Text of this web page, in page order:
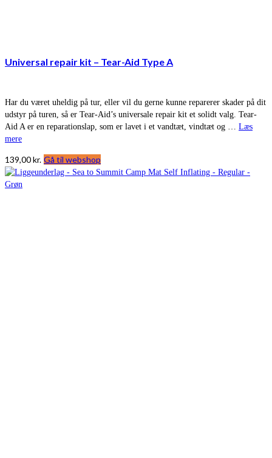
Universal repair kit – Tear-Aid Type A
Har du været uheldig på tur, eller vil du gerne kunne reparerer skader på dit
udstyr på turen, så er Tear-Aid’s universale repair kit et solidt valg. Tear-
Aid A er en reparationslap, som er lavet i et vandtæt, vindtæt og … Læs
mere
139,00kr. Gå til webshop